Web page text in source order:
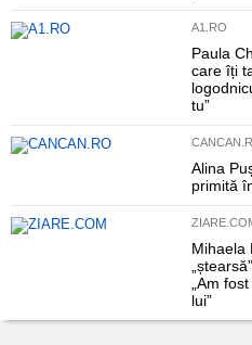
A1.RO
Paula
care îți
tu”
Alina
primită
Mihaela
„Am
lui”